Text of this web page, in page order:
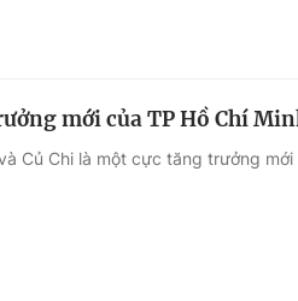
mới của TP Hồ Chí
Củ Chi là một cực tăng trưởng mới